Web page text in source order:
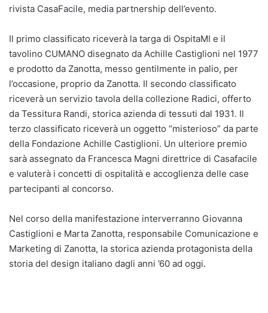
rivista CasaFacile, media partnership dell’evento.
Il primo classificato riceverà la targa di OspitaMI e il
tavolino CUMANO disegnato da Achille Castiglioni nel 1977
e prodotto da Zanotta, messo gentilmente in palio, per
l’occasione, proprio da Zanotta. Il secondo classificato
riceverà un servizio tavola della collezione Radici, offerto
da Tessitura Randi, storica azienda di tessuti dal 1931. Il
terzo classificato riceverà un oggetto “misterioso” da parte
della Fondazione Achille Castiglioni. Un ulteriore premio
sarà assegnato da Francesca Magni direttrice di Casafacile
e valuterà i concetti di ospitalità e accoglienza delle case
partecipanti al concorso.
Nel corso della manifestazione interverranno Giovanna
Castiglioni e Marta Zanotta, responsabile Comunicazione e
Marketing di Zanotta, la storica azienda protagonista della
storia del design italiano dagli anni ’60 ad oggi.